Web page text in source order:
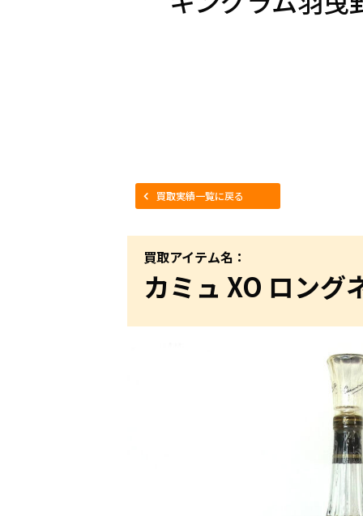
買取実績一覧に戻る
買取アイテム名：
カミュ XO ロング